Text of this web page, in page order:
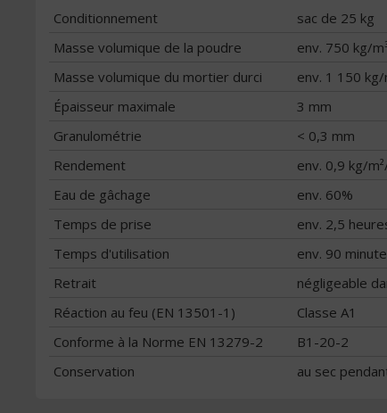
Conditionnement
sac de 25 kg
Masse volumique de la poudre
env. 750 kg/
Masse volumique du mortier durci
env. 1 150 kg/
Épaisseur maximale
3 mm
Granulométrie
< 0,3 mm
Rendement
env. 0,9 kg/
Eau de gâchage
env. 60%
Temps de prise
env. 2,5
Temps d'utilisation
env. 90
Retrait
négligeable
Réaction au feu (EN 13501-1)
Classe A1
Conforme à la Norme EN 13279-2
B1-20-2
Conservation
au sec